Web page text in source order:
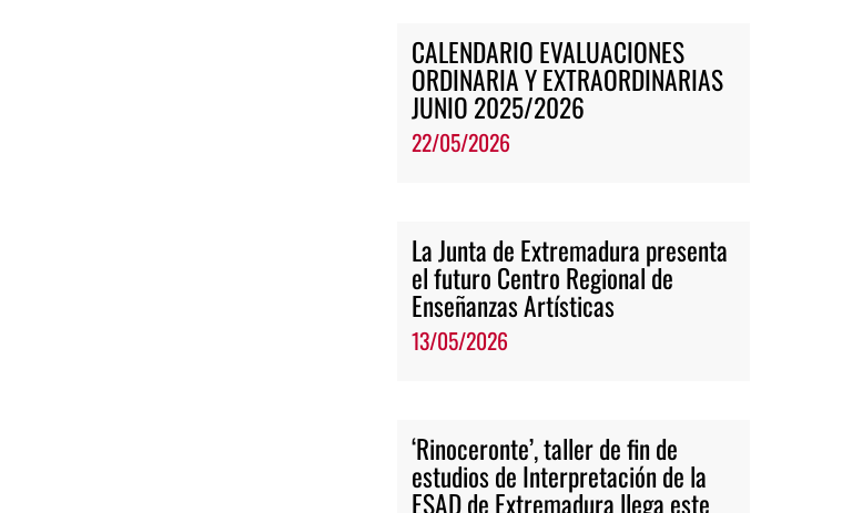
CALENDARIO EVALUACIONES
ORDINARIA Y EXTRAORDINARIAS
JUNIO 2025/2026
22/05/2026
La Junta de Extremadura presenta
el futuro Centro Regional de
Enseñanzas Artísticas
13/05/2026
‘Rinoceronte’, taller de fin de
estudios de Interpretación de la
ESAD de Extremadura llega este